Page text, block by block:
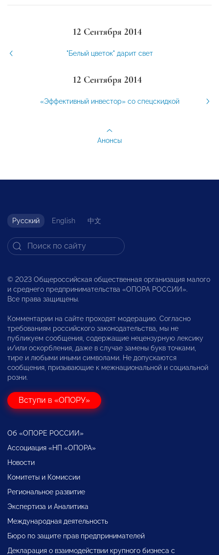
12 Сентября 2014
"Белый цветок" дарит свет
12 Сентября 2014
«Эффективный инвестор» со спецскидкой
Анонсы
Русский English 中文
© 2023 Общероссийская общественная организация малого
и среднего предпринимательства «ОПОРА РОССИИ».
Все права защищены.
Комментарии на сайте проходят модерацию. Согласно
требованиям российского законодательства, мы не
публикуем сообщения, содержащие нецензурную лексику
и/или оскорбления, даже в случае замены букв точками,
тире и любыми иными символами. Не допускаются
сообщения, призывающие к межнациональной и социальной
розни.
Вступи в «ОПОРУ»
Об «ОПОРЕ РОССИИ»
Ассоциация «НП «ОПОРА»
Новости
Комитеты и Комиссии
Региональное развитие
Экспертиза и Аналитика
Международная деятельность
Бюро по защите прав предпринимателей
Декларация о взаимодействии крупного бизнеса с